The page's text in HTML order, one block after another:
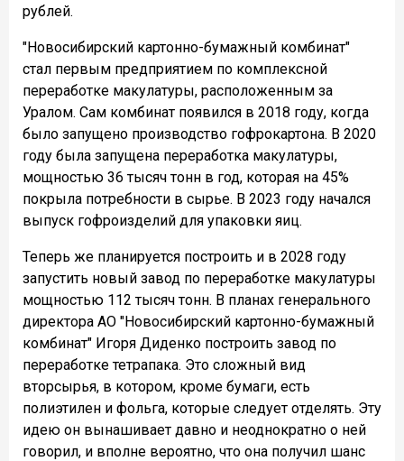
рублей.
"Новосибирский картонно-бумажный комбинат"
стал первым предприятием по комплексной
переработке макулатуры, расположенным за
Уралом. Сам комбинат появился в 2018 году, когда
было запущено производство гофрокартона. В 2020
году была запущена переработка макулатуры,
мощностью 36 тысяч тонн в год, которая на 45%
покрыла потребности в сырье. В 2023 году начался
выпуск гофроизделий для упаковки яиц.
Теперь же планируется построить и в 2028 году
запустить новый завод по переработке макулатуры
мощностью 112 тысяч тонн. В планах генерального
директора АО "Новосибирский картонно-бумажный
комбинат" Игоря Диденко построить завод по
переработке тетрапака. Это сложный вид
вторсырья, в котором, кроме бумаги, есть
полиэтилен и фольга, которые следует отделять. Эту
идею он вынашивает давно и неоднократно о ней
говорил, и вполне вероятно, что она получил шанс